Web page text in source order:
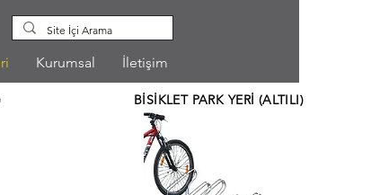
Kurumsal İletişim
BİSİKLET PARK YERİ (ALTILI)